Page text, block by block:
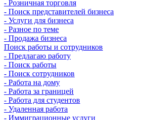
- Розничная торговля
- Поиск представителей бизнеса
- Услуги для бизнеса
- Разное по теме
- Продажа бизнеса
Поиск работы и сотрудников
- Предлагаю работу
- Поиск работы
- Поиск сотрудников
- Работа на дому
- Работа за границей
- Работа для студентов
- Удаленная работа
- Иммиграционные услуги